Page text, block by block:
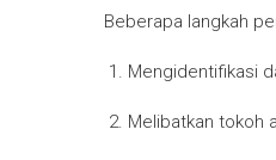
Beberapa langkah
Mengidentifikasi
Melibatkan tokoh